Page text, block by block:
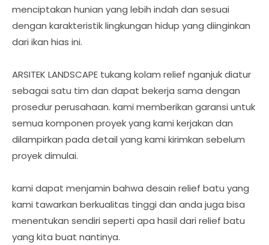
menciptakan hunian yang lebih indah dan sesuai
dengan karakteristik lingkungan hidup yang diinginkan
dari ikan hias ini.
ARSITEK LANDSCAPE tukang kolam relief nganjuk diatur
sebagai satu tim dan dapat bekerja sama dengan
prosedur perusahaan. kami memberikan garansi untuk
semua komponen proyek yang kami kerjakan dan
dilampirkan pada detail yang kami kirimkan sebelum
proyek dimulai.
kami dapat menjamin bahwa desain relief batu yang
kami tawarkan berkualitas tinggi dan anda juga bisa
menentukan sendiri seperti apa hasil dari relief batu
yang kita buat nantinya.